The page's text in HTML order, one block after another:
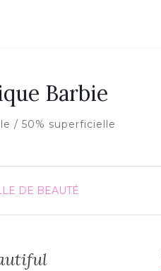
Barbie
/ 50% superficielle
DE BEAUTÉ